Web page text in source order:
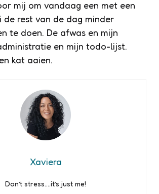
mij om vandaag een met een
de rest van de dag minder
te doen. De afwas en mijn
en mijn todo-lijst.
kat aaien.
Xaviera
Don’t stress….it’s just me!